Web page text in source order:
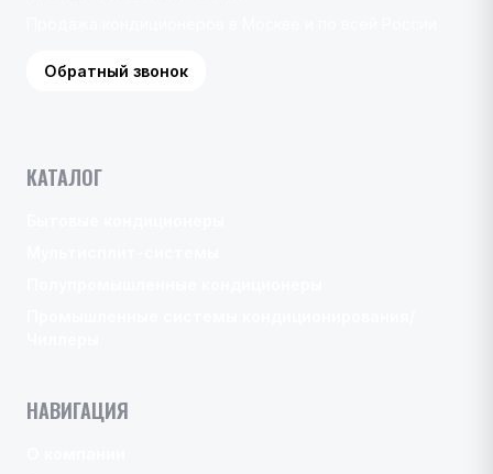
Обратный звонок
КАТАЛОГ
НАВИГАЦИЯ